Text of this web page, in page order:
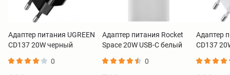
Адаптер питания UGREEN
CD137 20W черный
0
Адаптер питания Rocket
Space 20W USB-C белый
0
Адаптер
CD137